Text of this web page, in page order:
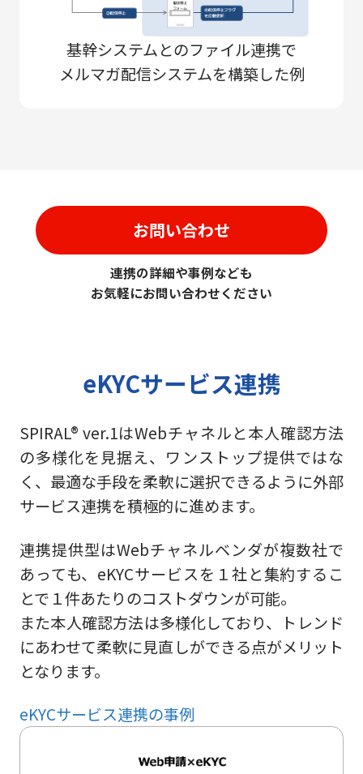
基幹システムとのファイル連携で
メルマガ配信システムを構築した例
お問い合わせ
連携の詳細や事例なども
お気軽にお問い合わせください
eKYCサービス連携
SPIRAL® ver.1はWebチャネルと本人確認方法
の多様化を見据え、ワンストップ提供ではな
く、最適な手段を柔軟に選択できるように外部
サービス連携を積極的に進めます。
連携提供型はWebチャネルベンダが複数社で
あっても、eKYCサービスを１社と集約するこ
とで１件あたりのコストダウンが可能。
また本人確認方法は多様化しており、トレンド
にあわせて柔軟に見直しができる点がメリット
となります。
eKYCサービス連携の事例